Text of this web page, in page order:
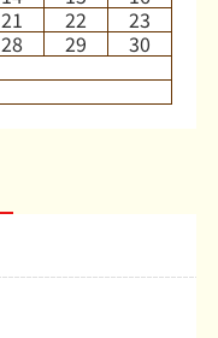
21 22
23
28 29
30